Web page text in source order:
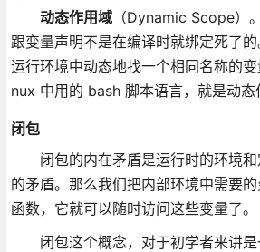
动态作用域（Dynamic Scope）
跟变量声明不是在编译时就绑定死了
运行环境中动态地找一个相同名称的
nux 中用的 bash 脚本语言，就是动态
闭包
闭包的内在矛盾是运行时的环境和
的矛盾。那么我们把内部环境中需要
函数，它就可以随时访问这些变量了。
闭包这个概念，对于初学者来讲是